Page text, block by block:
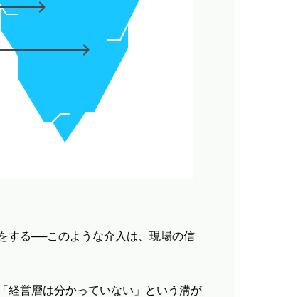
する──このような介入は、現場の信
経営層は分かっていない」という溝が